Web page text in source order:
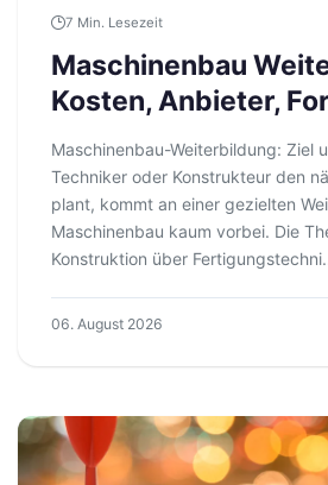
7 Min. Lesezeit
Maschinenbau
Kosten, Anbieter,
Maschinenbau-Weiterbildung: Ziel
Techniker oder Konstrukteur den
plant, kommt an einer gezielten
Maschinenbau kaum vorbei. Die
Konstruktion über
06. August 2026